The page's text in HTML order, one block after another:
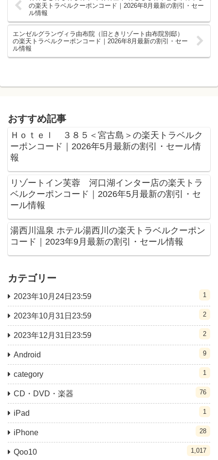
の楽天トラベルクーポンコード｜2026年8月最新の割引・セー
ル情報
エンゼルグランヴィラ由布院（旧ときリゾート由布院別邸）
の楽天トラベルクーポンコード｜2026年8月最新の割引・セー
ル情報
おすすめ記事
Ｈｏｔｅｌ ３８５＜宮古島＞の楽天トラベルク
ーポンコード｜2026年5月最新の割引・セール情
報
リゾートイン芙蓉 河口湖インター店の楽天トラ
ベルクーポンコード｜2026年5月最新の割引・セ
ール情報
湯西川温泉 ホテル湯西川の楽天トラベルクーポン
コード｜2023年9月最新の割引・セール情報
カテゴリー
2023年10月24日23:59 1
2023年10月31日23:59 2
2023年12月31日23:59 2
Android 9
category 1
CD・DVD・楽器 76
iPad 1
iPhone 28
Qoo10 1,017